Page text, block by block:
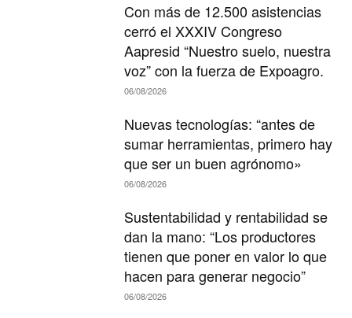
Con más de 12.500 asistencias
cerró el XXXIV Congreso
Aapresid “Nuestro suelo, nuestra
voz” con la fuerza de Expoagro.
06/08/2026
Nuevas tecnologías: “antes de
sumar herramientas, primero hay
que ser un buen agrónomo»
06/08/2026
Sustentabilidad y rentabilidad se
dan la mano: “Los productores
tienen que poner en valor lo que
hacen para generar negocio”
06/08/2026